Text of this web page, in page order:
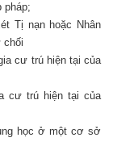
pháp;
Tị nạn hoặc Nhân
chối
cư trú hiện tại của
cư trú hiện tại của
học ở một cơ sở